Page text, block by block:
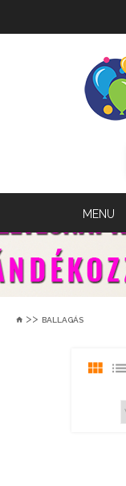
>> BALLAGÁS